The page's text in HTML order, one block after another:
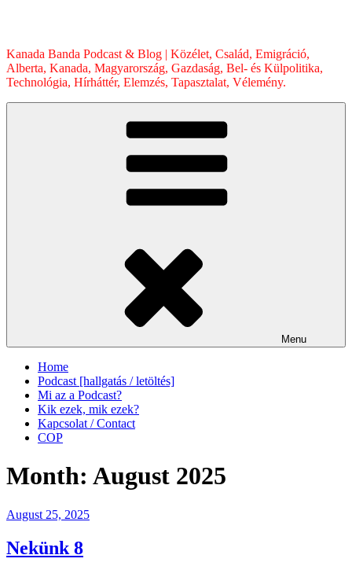
Kanada Banda Podcast & Blog | Közélet, Család, Emigráció,
Alberta, Kanada, Magyarország, Gazdaság, Bel- és Külpolitika,
Technológia, Hírháttér, Elemzés, Tapasztalat, Vélemény.
Menu
Home
Podcast [hallgatás / letöltés]
Mi az a Podcast?
Kik ezek, mik ezek?
Kapcsolat / Contact
COP
Month: August 2025
Posted
August 25, 2025
Nekünk 8